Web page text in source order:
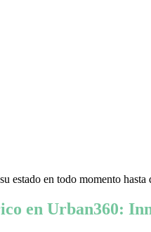
estado en todo momento hasta
en Urban360: